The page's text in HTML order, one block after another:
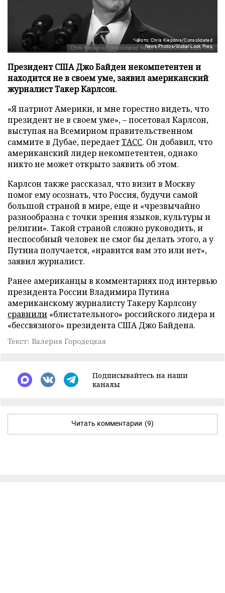
Фото: Chris Kleponis/Consolidated
News Photos/Global Look Pres
Президент США Джо Байден некомпетентен и
находится не в своем уме, заявил американский
журналист Такер Карлсон.
«Я патриот Америки, и мне горестно видеть, что
президент не в своем уме», – посетовал Карлсон,
выступая на Всемирном правительственном
саммите в Дубае, передаетТАСС. Он добавил, что
американский лидер некомпетентен, однако
никто не может открыто заявить об этом.
Карлсон также рассказал, что визит в Москву
помог ему осознать, что Россия, будучи самой
большой страной в мире, еще и «чрезвычайно
разнообразна с точки зрения языков, культуры и
религии». Такой страной сложно руководить, и
неспособный человек не смог бы делать этого, а у
Путина получается, «нравится вам это или нет»,
заявил журналист.
Ранее американцы в комментариях под интервью
президента России Владимира Путина
американскому журналисту Такеру Карлсону
сравнили «блистательного» российского лидера и
«бессвязного» президента США Джо Байдена.
Текст: Валерия Городецкая
Подписывайтесь на наши
каналы
Читать комментарии (9)